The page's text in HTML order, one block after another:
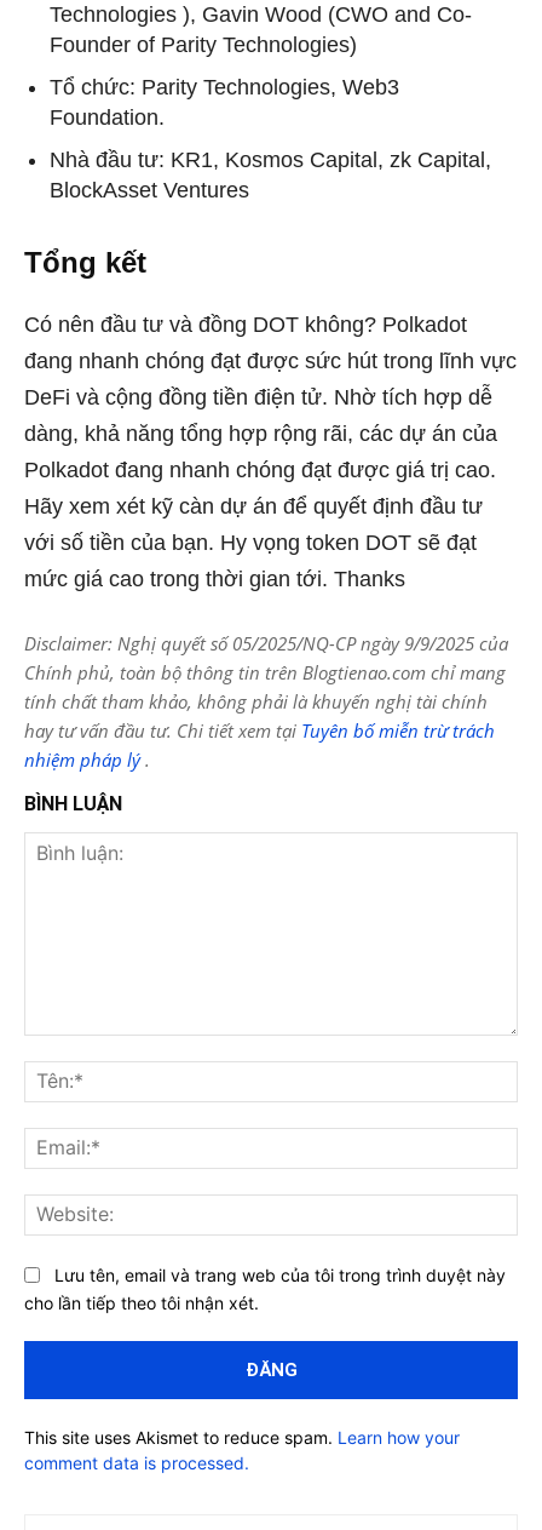
Technologies ), Gavin Wood (CWO and Co-
Founder of Parity Technologies)
Tổ chức: Parity Technologies, Web3
Foundation.
Nhà đầu tư: KR1, Kosmos Capital, zk Capital,
BlockAsset Ventures
Tổng kết
Có nên đầu tư và đồng DOT không? Polkadot
đang nhanh chóng đạt được sức hút trong lĩnh vực
DeFi và cộng đồng tiền điện tử. Nhờ tích hợp dễ
dàng, khả năng tổng hợp rộng rãi, các dự án của
Polkadot đang nhanh chóng đạt được giá trị cao.
Hãy xem xét kỹ càn dự án để quyết định đầu tư
với số tiền của bạn. Hy vọng token DOT sẽ đạt
mức giá cao trong thời gian tới. Thanks
Disclaimer: Nghị quyết số 05/2025/NQ-CP ngày 9/9/2025 của
Chính phủ, toàn bộ thông tin trên Blogtienao.com chỉ mang
tính chất tham khảo, không phải là khuyến nghị tài chính
hay tư vấn đầu tư. Chi tiết xem tại Tuyên bố miễn trừ trách
nhiệm pháp lý.
BÌNH LUẬN
luận:
Lưu tên, email và trang web của tôi trong trình duyệt này
cho lần tiếp theo tôi nhận xét.
This site uses Akismet to reduce spam. Learn how your
comment data is processed.